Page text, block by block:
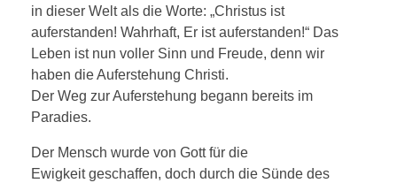
in dieser Welt als die Worte: „Christus ist
auferstanden! Wahrhaft, Er ist auferstanden!“ Das
Leben ist nun voller Sinn und Freude, denn wir
haben die Auferstehung Christi.
Der Weg zur Auferstehung begann bereits im
Paradies.
Der Mensch wurde von Gott für die
Ewigkeit geschaffen, doch durch die Sünde des